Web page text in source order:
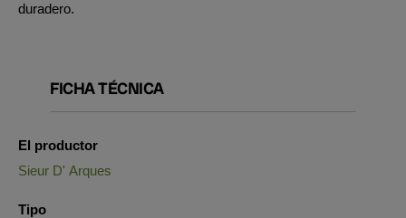
duradero.
FICHA TÉCNICA
El productor
Sieur D' Arques
Tipo